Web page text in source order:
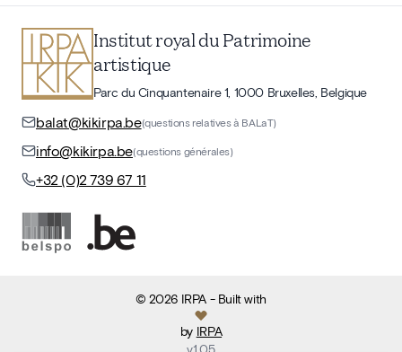
Institut royal du Patrimoine
artistique
Parc du Cinquantenaire 1, 1000 Bruxelles, Belgique
balat@kikirpa.be(questions relatives à BALaT)
info@kikirpa.be(questions générales)
+32 (0)2 739 67 11
©2026 IRPA- Built with
by IRPA
v1.05